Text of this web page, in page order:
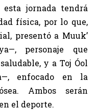
esta jornada tendrá
física, por lo que,
presentó a Muuk’
personaje que
y a Toj Óol
enfocado en la
Ambos serán
el deporte.